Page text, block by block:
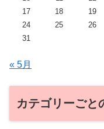
17
18 19
24
25 26
31
« 5月
カテゴリーごと